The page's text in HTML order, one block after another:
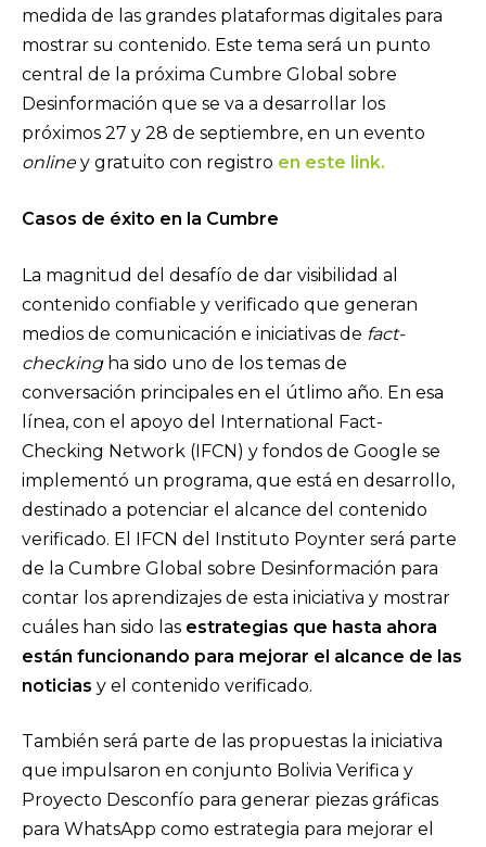
medida de las grandes plataformas digitales para
mostrar su contenido. Este tema será un punto
central de la próxima Cumbre Global sobre
Desinformación que se va a desarrollar los
próximos 27 y 28 de septiembre, en un evento
onliney gratuito con registro en este link.
Casos de éxito en la Cumbre
La magnitud del desafío de dar visibilidad al
contenido confiable y verificado que generan
medios de comunicación e iniciativas de fact-
checking ha sido uno de los temas de
conversación principales en el útlimo año. En esa
línea, con el apoyo del International Fact-
Checking Network (IFCN) y fondos de Google se
implementó un programa, que está en desarrollo,
destinado a potenciar el alcance del contenido
verificado. El IFCN del Instituto Poynter será parte
de la Cumbre Global sobre Desinformación para
contar los aprendizajes de esta iniciativa y mostrar
cuáles han sido las estrategias que hasta ahora
están funcionando para mejorar el alcance de las
noticias y el contenido verificado.
También será parte de las propuestas la iniciativa
que impulsaron en conjunto Bolivia Verifica y
Proyecto Desconfío para generar piezas gráficas
para WhatsApp como estrategia para mejorar el